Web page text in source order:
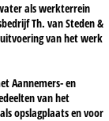
als werkterrein
Th. van Steden &
van het werk
Aannemers- en
van het
opslagplaats en voor